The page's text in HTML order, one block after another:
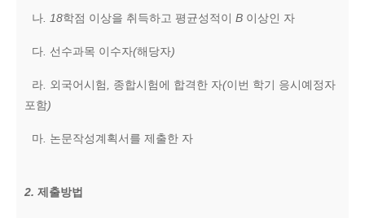
나 . 18학점 이상을 취득하고 평균성적이 B 이상인 자
다 선수과목 이수자(해당자)
라 외국어시험 종합시험에 합격한 자(이번 학기 응시예정자
포함)
마 논문작성계획서를 제출한 자
2. 제출방법